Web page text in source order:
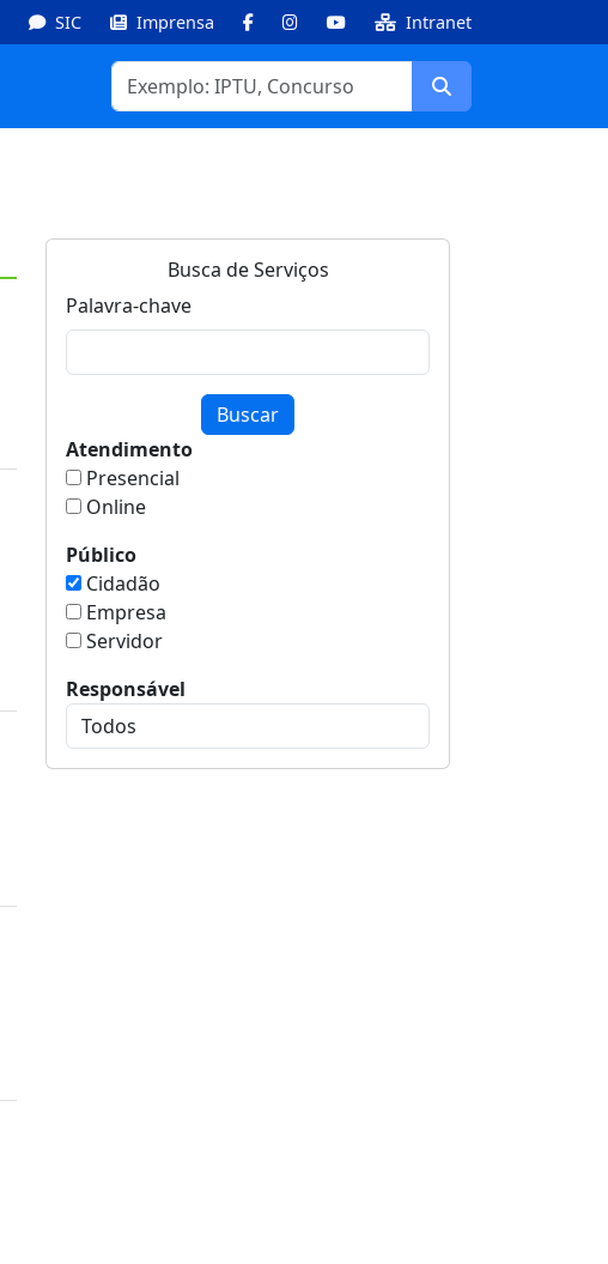
SIC Imprensa FacebookInstagramYoutube Intranet
Buscar
Busca de Serviços
Palavra-chave
Buscar
Atendimento
Presencial
Online
Público
Cidadão
Empresa
Servidor
Responsável